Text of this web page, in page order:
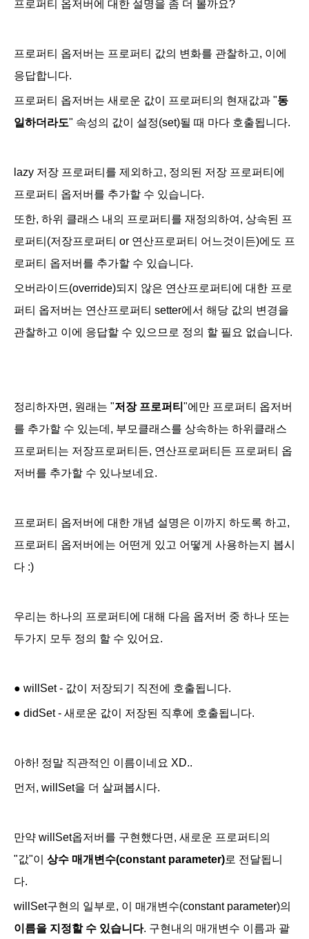
프로퍼티 옵저버에 대한 설명을 좀 더 볼까요?
프로퍼티 옵저버는 프로퍼티 값의 변화를 관찰하고, 이에
응답합니다.
프로퍼티 옵저버는 새로운 값이 프로퍼티의 현재값과 "동
일하더라도" 속성의 값이 설정(set)될 때 마다 호출됩니다.
lazy 저장 프로퍼티를 제외하고, 정의된 저장 프로퍼티에
프로퍼티 옵저버를 추가할 수 있습니다.
또한, 하위 클래스 내의 프로퍼티를 재정의하여, 상속된 프
로퍼티(저장프로퍼티 or 연산프로퍼티 어느것이든)에도 프
로퍼티 옵저버를 추가할 수 있습니다.
오버라이드(override)되지 않은 연산프로퍼티에 대한 프로
퍼티 옵저버는 연산프로퍼티 setter에서 해당 값의 변경을
관찰하고 이에 응답할 수 있으므로 정의 할 필요 없습니다.
정리하자면, 원래는 "저장 프로퍼티 "에만 프로퍼티 옵저버
를 추가할 수 있는데, 부모클래스를 상속하는 하위클래스
프로퍼티는 저장프로퍼티든, 연산프로퍼티든 프로퍼티 옵
저버를 추가할 수 있나보네요.
프로퍼티 옵저버에 대한 개념 설명은 이까지 하도록 하고,
프로퍼티 옵저버에는 어떤게 있고 어떻게 사용하는지 봅시
다 :)
우리는 하나의 프로퍼티에 대해 다음 옵저버 중 하나 또는
두가지 모두 정의 할 수 있어요.
● willSet - 값이 저장되기 직전에 호출됩니다.
● didSet - 새로운 값이 저장된 직후에 호출됩니다.
아하! 정말 직관적인 이름이네요 XD..
먼저, willSet을 더 살펴봅시다.
만약 willSet옵저버를 구현했다면, 새로운 프로퍼티의
"값"이 상수 매개변수(constant parameter)로 전달됩니
다.
willSet구현의 일부로, 이 매개변수(constant parameter)의
이름을 지정할 수 있습니다. 구현내의 매개변수 이름과 괄